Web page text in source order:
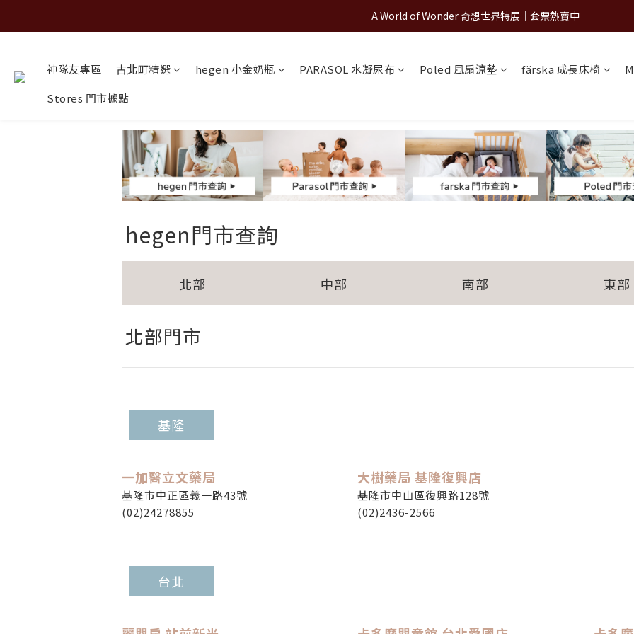
A World of Wonder 奇想世界特展｜套票熱賣中
A World of Wonder 奇想世界特展｜套票熱賣中
A World of Wonder 奇想世界特展｜套票熱賣中
神隊友專區 古北町精選 hegen 小金奶瓶 PARASOL 水凝尿布 Poled 風扇涼墊 färska 成長床椅
Stores 門市據點
hegen門市查詢
北部 中部 南部 東部
北部門市
基隆
一加醫立文藥局
基隆市中正區義一路43號
(02)24278855
大樹藥局 基隆復興店
基隆市中山區復興路128號
(02)2436-2566
台北